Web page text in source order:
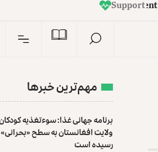
t
n
e
d
n
e
p
e
d
n
ISupport
مهم‌ترین خبرها
ولایت افغانستان به سطح «بحرانی»
رسیده است